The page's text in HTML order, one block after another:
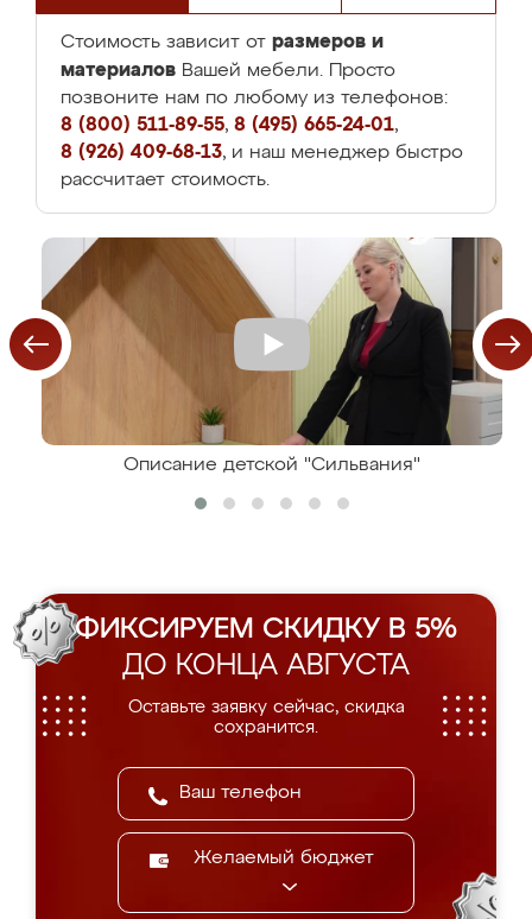
Стоимость зависит от размеров и
материалов Вашей мебели. Просто
позвоните нам по любому из телефонов:
8 (800) 511-89-55, 8 (495) 665-24-01,
8 (926) 409-68-13, и наш менеджер быстро
рассчитает стоимость.
Описание детской "Сильвания"
ФИКСИРУЕМ СКИДКУ В 5%
ДО КОНЦА АВГУСТА
Оставьте заявку сейчас, скидка
сохранится.
Желаемый бюджет